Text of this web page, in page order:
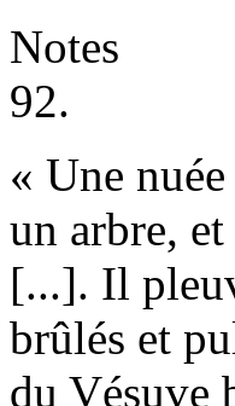
Notes
92.
« Une
un arbre,
[...]. Il
brûlés et
du Vésuve